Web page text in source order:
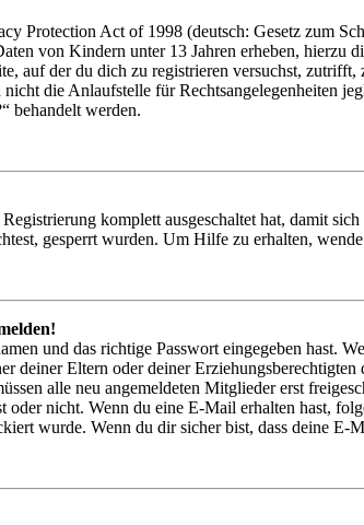
Protection Act of 1998 (deutsch: Gesetz zum
von Kindern unter 13 Jahren erheben,
auf der du dich zu registrieren versuchst,
die Anlaufstelle für Rechtsangelegenheiten
behandelt werden.
komplett ausgeschaltet hat, damit
gesperrt wurden. Um Hilfe zu erhalten,
und das richtige Passwort eingegeben hast.
deiner Eltern oder deiner
alle neu angemeldeten Mitglieder erst
nicht. Wenn du eine E-Mail erhalten hast,
wurde. Wenn du dir sicher bist, dass deine